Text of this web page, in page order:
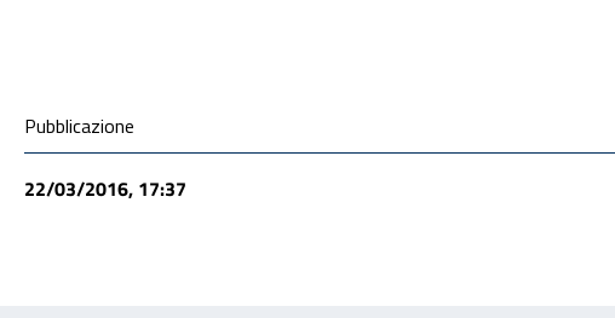
Condivisione social
Pubblicazione
22/03/2016, 17:37